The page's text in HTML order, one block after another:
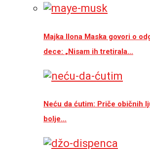
Majka Ilona Maska govori o
dece: „Nisam ih tretirala…
Neću da ćutim: Priče običnih
bolje…